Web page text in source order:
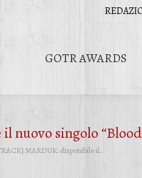
GOTR AWARDS
nuovo singolo
MARDUK: disponibile il…